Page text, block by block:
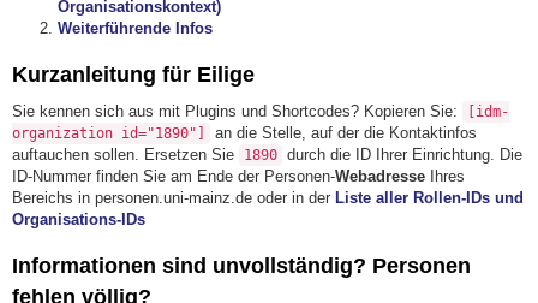
Organisationskontext)
Weiterführende Infos
Kurzanleitung für Eilige
Sie kennen sich aus mit Plugins und Shortcodes? Kopieren Sie:
[idm-
organization id="1890"]
an die Stelle, auf der die Kontaktinfos
auftauchen sollen. Ersetzen Sie
1890 durch die ID Ihrer Einrichtung. Die
ID-Nummer finden Sie am Ende der Personen-Webadresse Ihres
Bereichs in personen.uni-mainz.de oder in der Liste aller Rollen-IDs und
Organisations-IDs
Informationen sind unvollständig? Personen
fehlen völlig?